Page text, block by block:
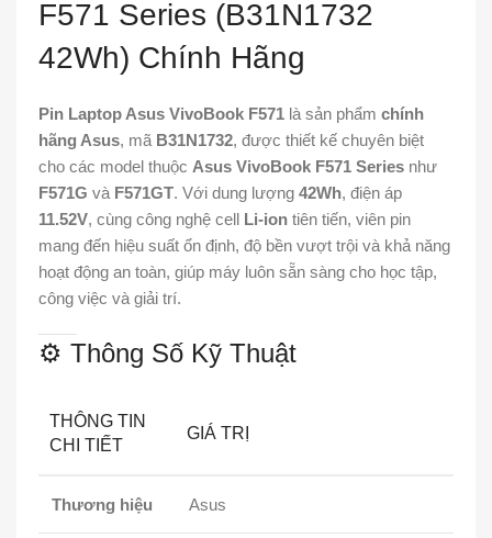
F571 Series (B31N1732
42Wh) Chính Hãng
Pin Laptop Asus VivoBook F571 là sản phẩm chính
hãng Asus, mã B31N1732, được thiết kế chuyên biệt
cho các model thuộc Asus VivoBook F571 Series như
F571G và F571GT. Với dung lượng 42Wh, điện áp
11.52V, cùng công nghệ cell Li-ion tiên tiến, viên pin
mang đến hiệu suất ổn định, độ bền vượt trội và khả năng
hoạt động an toàn, giúp máy luôn sẵn sàng cho học tập,
công việc và giải trí.
⚙️ Thông Số Kỹ Thuật
THÔNG TIN
CHI TIẾT
GIÁ TRỊ
Thương hiệu Asus